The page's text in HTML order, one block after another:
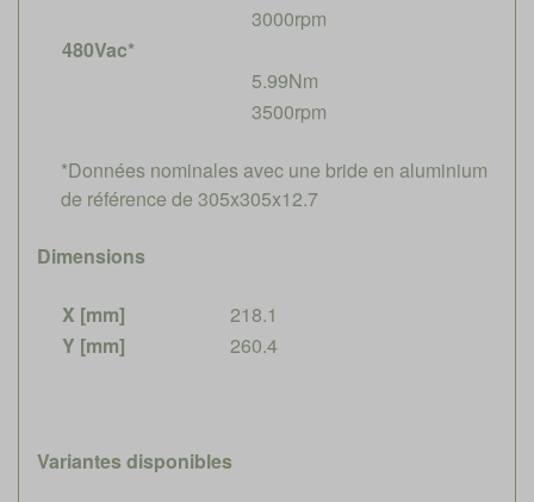
3000rpm
480Vac*
5.99Nm
3500rpm
*Données nominales avec une bride en aluminium
de référence de 305x305x12.7
Dimensions
X [mm]
218.1
Y [mm]
260.4
Variantes disponibles